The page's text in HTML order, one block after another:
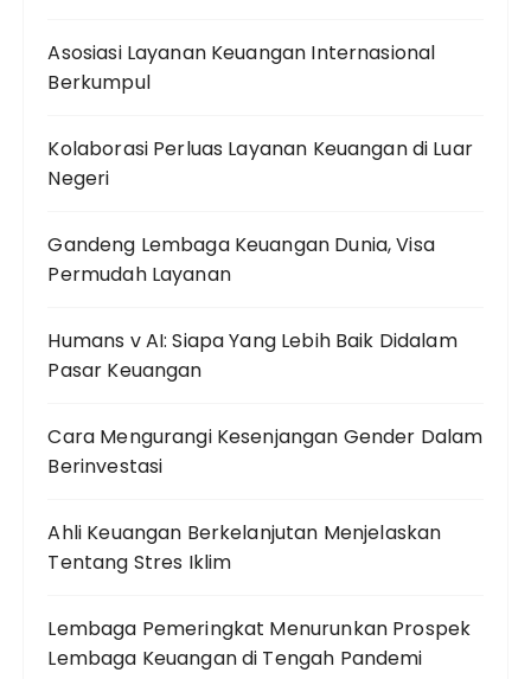
Asosiasi Layanan Keuangan Internasional
Berkumpul
Kolaborasi Perluas Layanan Keuangan di Luar
Negeri
Gandeng Lembaga Keuangan Dunia, Visa
Permudah Layanan
Humans v AI: Siapa Yang Lebih Baik Didalam
Pasar Keuangan
Cara Mengurangi Kesenjangan Gender Dalam
Berinvestasi
Ahli Keuangan Berkelanjutan Menjelaskan
Tentang Stres Iklim
Lembaga Pemeringkat Menurunkan Prospek
Lembaga Keuangan di Tengah Pandemi